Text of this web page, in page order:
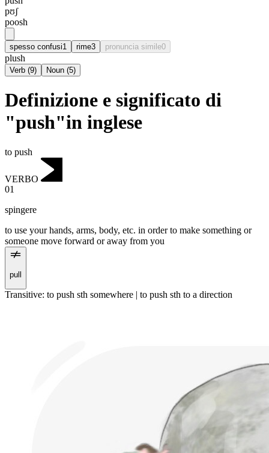
pʊʃ
poosh
spesso confusi1 rime3 pronuncia simile0
plush
Verb (9) Noun (5)
Definizione e significato di
"push"in inglese
to push
VERBO
01
spingere
to use your hands, arms, body, etc. in order to make something or
someone move forward or away from you
pull
Transitive: to push sth somewhere | to push sth to a direction